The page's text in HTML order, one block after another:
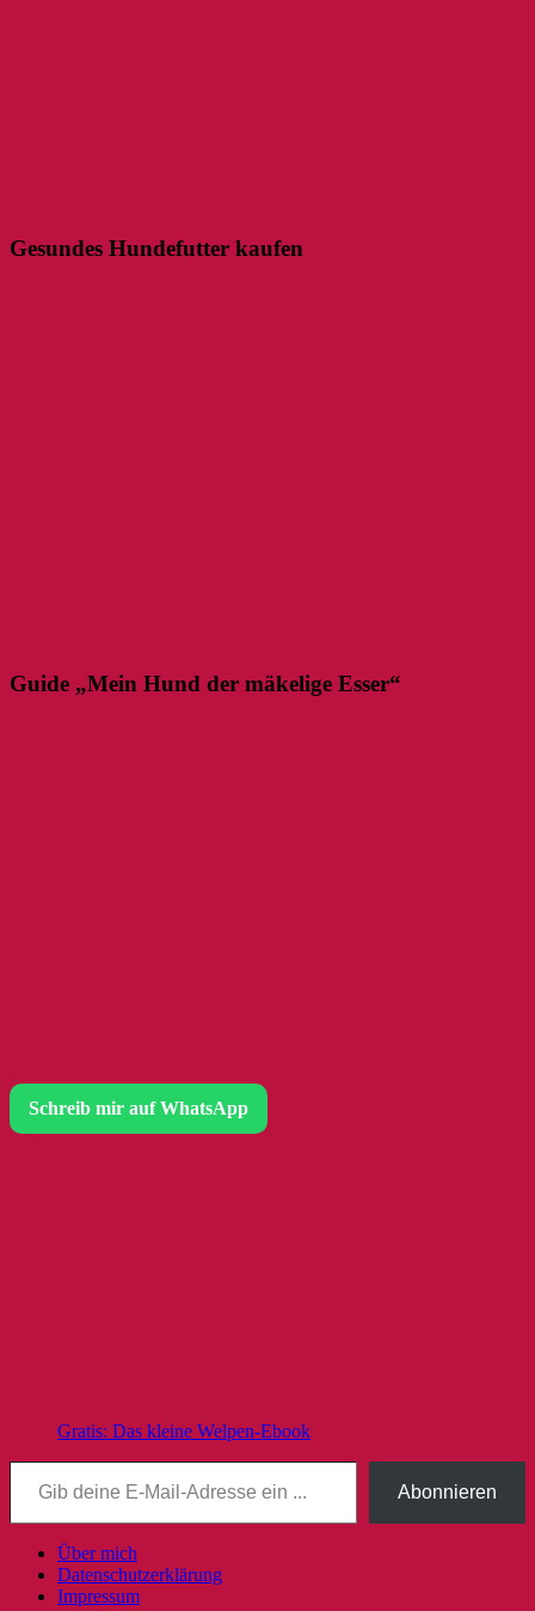
Gesundes Hundefutter kaufen
Guide „Mein Hund der mäkelige Esser“
Schreib mir auf WhatsApp
Gratis: Das kleine Welpen-Ebook
Gib deine E-Mail-Adresse ein ...
Abonnieren
Über mich
Datenschutzerklärung
Impressum